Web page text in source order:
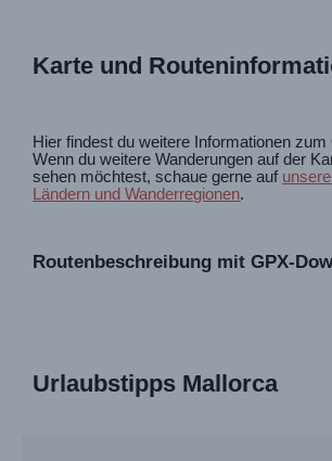
Karte und
Hier findest du weitere Informationen
Wenn du weitere Wanderungen auf der
sehen möchtest, schaue gerne auf
Ländern und Wanderregionen.
Routenbeschreibung mit GPX-
Urlaubstipps Mallorca